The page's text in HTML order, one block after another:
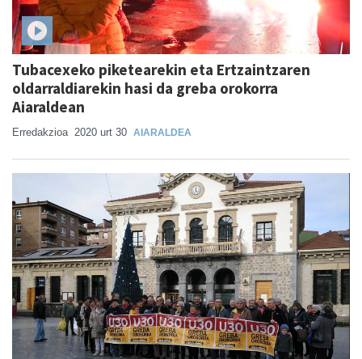
Tubacexeko piketearekin eta Ertzaintzaren
oldarraldiarekin hasi da greba orokorra
Aiaraldean
Erredakzioa 2020 urt 30 AIARALDEA